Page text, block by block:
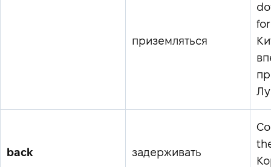
приземляться
back задерживать